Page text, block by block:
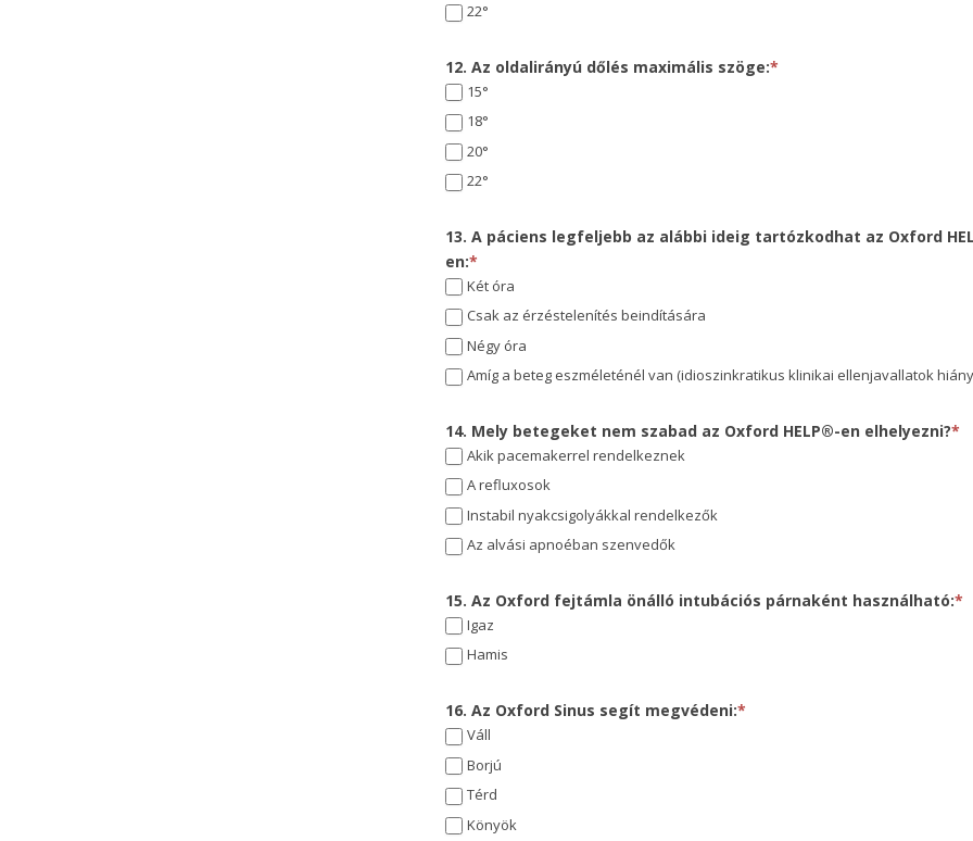
22°
12. Az oldalirányú dőlés maximális szöge:*
15°
18°
20°
22°
13. A páciens legfeljebb az alábbi ideig tartózkodhat az Oxford
en:*
Két óra
Csak az érzéstelenítés beindítására
Négy óra
Amíg a beteg eszméleténél van (idioszinkratikus klinikai ellenjavallatok
14. Mely betegeket nem szabad az Oxford HELP®-en elhelyezni?*
Akik pacemakerrel rendelkeznek
A refluxosok
Instabil nyakcsigolyákkal rendelkezők
Az alvási apnoéban szenvedők
15. Az Oxford fejtámla önálló intubációs párnaként használható:*
Igaz
Hamis
16. Az Oxford Sinus segít megvédeni:*
Váll
Borjú
Térd
Könyök